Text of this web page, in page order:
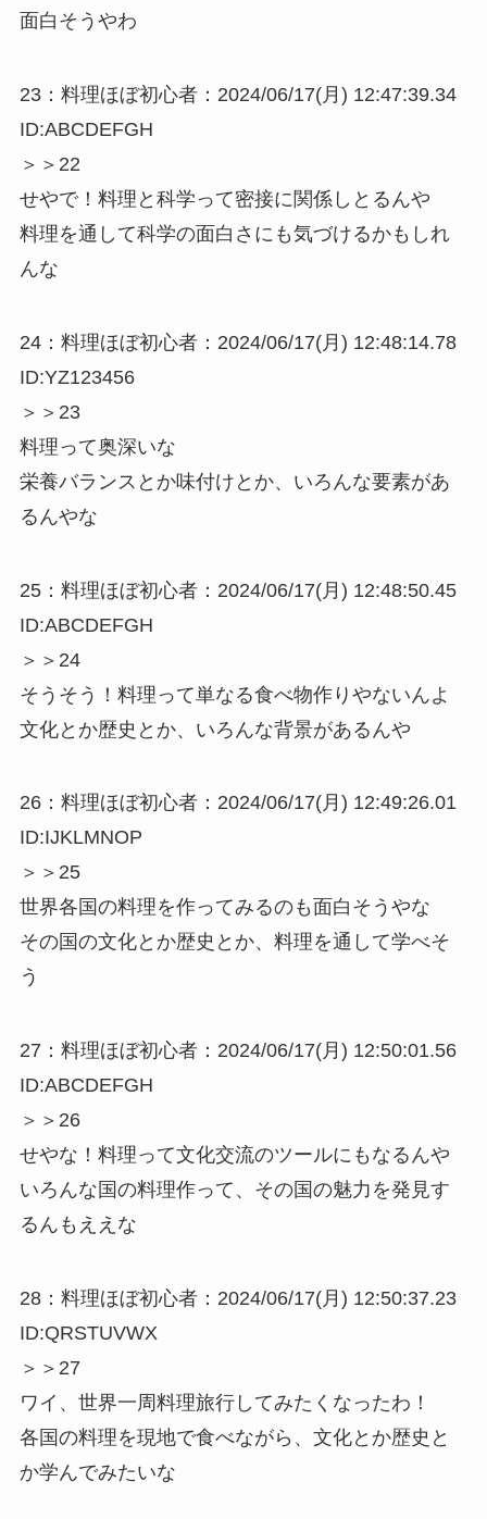
面白そうやわ
23：料理ほぼ初心者：2024/06/17(月) 12:47:39.34
ID:ABCDEFGH
＞＞22
せやで！料理と科学って密接に関係しとるんや
料理を通して科学の面白さにも気づけるかもしれ
んな
24：料理ほぼ初心者：2024/06/17(月) 12:48:14.78
ID:YZ123456
＞＞23
料理って奥深いな
栄養バランスとか味付けとか、いろんな要素があ
るんやな
25：料理ほぼ初心者：2024/06/17(月) 12:48:50.45
ID:ABCDEFGH
＞＞24
そうそう！料理って単なる食べ物作りやないんよ
文化とか歴史とか、いろんな背景があるんや
26：料理ほぼ初心者：2024/06/17(月) 12:49:26.01
ID:IJKLMNOP
＞＞25
世界各国の料理を作ってみるのも面白そうやな
その国の文化とか歴史とか、料理を通して学べそ
う
27：料理ほぼ初心者：2024/06/17(月) 12:50:01.56
ID:ABCDEFGH
＞＞26
せやな！料理って文化交流のツールにもなるんや
いろんな国の料理作って、その国の魅力を発見す
るんもええな
28：料理ほぼ初心者：2024/06/17(月) 12:50:37.23
ID:QRSTUVWX
＞＞27
ワイ、世界一周料理旅行してみたくなったわ！
各国の料理を現地で食べながら、文化とか歴史と
か学んでみたいな